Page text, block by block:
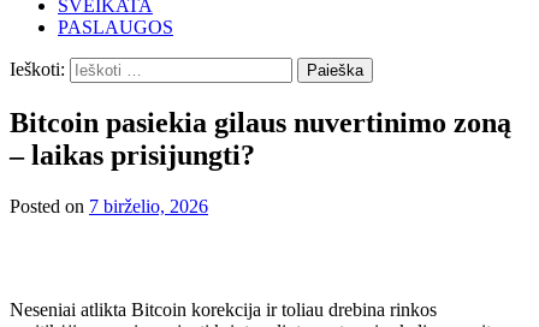
SVEIKATA
PASLAUGOS
Ieškoti:
Bitcoin pasiekia gilaus nuvertinimo zoną
– laikas prisijungti?
Posted on 7 birželio, 2026
Neseniai atlikta Bitcoin korekcija ir toliau drebina rinkos